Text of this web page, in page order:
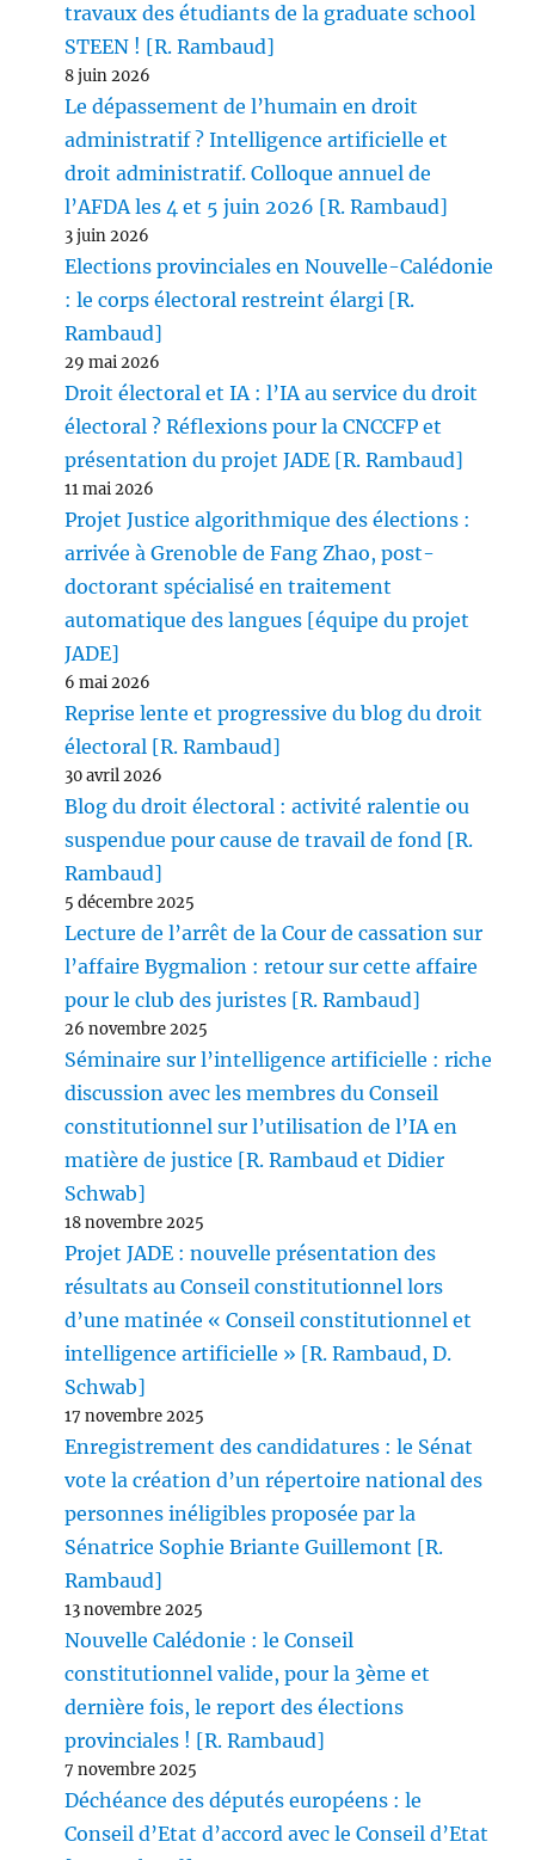
travaux des étudiants de la graduate school
STEEN ! [R. Rambaud]
8 juin 2026
Le dépassement de l’humain en droit
administratif ? Intelligence artificielle et
droit administratif. Colloque annuel de
l’AFDA les 4 et 5 juin 2026 [R. Rambaud]
3 juin 2026
Elections provinciales en Nouvelle-Calédonie
: le corps électoral restreint élargi [R.
Rambaud]
29 mai 2026
Droit électoral et IA : l’IA au service du droit
électoral ? Réflexions pour la CNCCFP et
présentation du projet JADE [R. Rambaud]
11 mai 2026
Projet Justice algorithmique des élections :
arrivée à Grenoble de Fang Zhao, post-
doctorant spécialisé en traitement
automatique des langues [équipe du projet
JADE]
6 mai 2026
Reprise lente et progressive du blog du droit
électoral [R. Rambaud]
30 avril 2026
Blog du droit électoral : activité ralentie ou
suspendue pour cause de travail de fond [R.
Rambaud]
5 décembre 2025
Lecture de l’arrêt de la Cour de cassation sur
l’affaire Bygmalion : retour sur cette affaire
pour le club des juristes [R. Rambaud]
26 novembre 2025
Séminaire sur l’intelligence artificielle : riche
discussion avec les membres du Conseil
constitutionnel sur l’utilisation de l’IA en
matière de justice [R. Rambaud et Didier
Schwab]
18 novembre 2025
Projet JADE : nouvelle présentation des
résultats au Conseil constitutionnel lors
d’une matinée « Conseil constitutionnel et
intelligence artificielle » [R. Rambaud, D.
Schwab]
17 novembre 2025
Enregistrement des candidatures : le Sénat
vote la création d’un répertoire national des
personnes inéligibles proposée par la
Sénatrice Sophie Briante Guillemont [R.
Rambaud]
13 novembre 2025
Nouvelle Calédonie : le Conseil
constitutionnel valide, pour la 3ème et
dernière fois, le report des élections
provinciales ! [R. Rambaud]
7 novembre 2025
Déchéance des députés européens : le
Conseil d’Etat d’accord avec le Conseil d’Etat